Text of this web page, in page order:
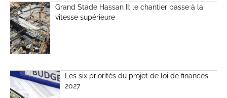
Grand Stade Hassan II: le chantier passe à la
vitesse supérieure
Les six priorités du projet de loi de finances
2027